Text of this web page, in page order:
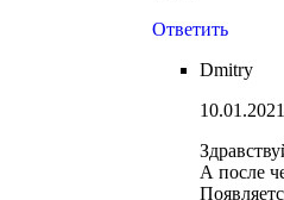
Ответить
Dmitry
А после